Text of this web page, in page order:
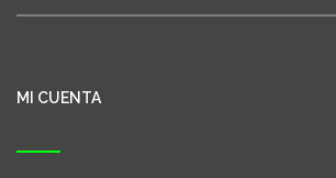
MI CUENTA